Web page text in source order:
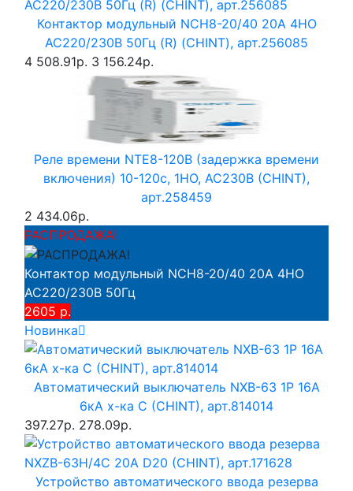
Контактор модульный NCH8-20/40 20A 4НО
AC220/230В 50Гц (R) (CHINT), арт.256085
4 508.91р. 3 156.24р.
Реле времени NTE8-120B (задержка времени
включения) 10-120с, 1НО, AC230B (CHINT),
арт.258459
2 434.06р.
РАСПРОДАЖА!
Контактор модульный NCH8-20/40 20A 4НО
AC220/230В 50Гц
2605 р.
Новинка
Автоматический выключатель NXB-63 1P 16A
6кА х-ка C (CHINT), арт.814014
397.27р. 278.09р.
Устройство автоматического ввода резерва